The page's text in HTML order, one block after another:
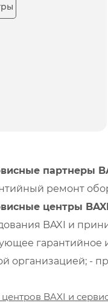
партнеры
ремонт
центры
BAXI и
организацией; -
BAXI и